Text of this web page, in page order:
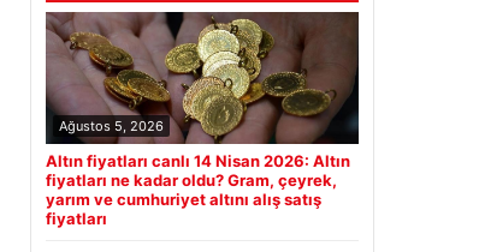
Ağustos 5, 2026
Altın fiyatları canlı 14 Nisan 2026: Altın
fiyatları ne kadar oldu? Gram, çeyrek,
yarım ve cumhuriyet altını alış satış
fiyatları